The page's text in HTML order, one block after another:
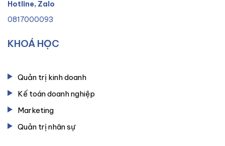
Hotline, Zalo
0817000093
KHOÁ HỌC
Quản trị kinh doanh
Kế toán doanh nghiệp
Marketing
Quản trị nhân sự